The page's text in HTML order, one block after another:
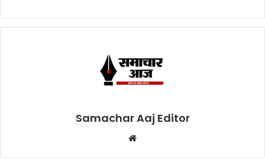
Samachar Aaj Editor